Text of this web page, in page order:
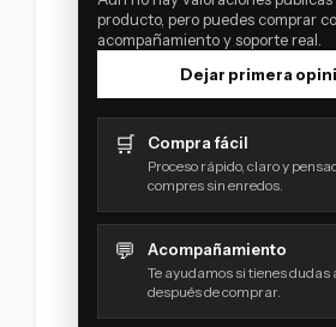
producto, pero puedes comprar
acompañamiento y soporte real.
Dejar primera
🛒 Compra fácil
Proceso rápido, claro y
compres sin enredos.
💬 Acompañamiento
Te ayudamos si tienes dudas
después de comprar.